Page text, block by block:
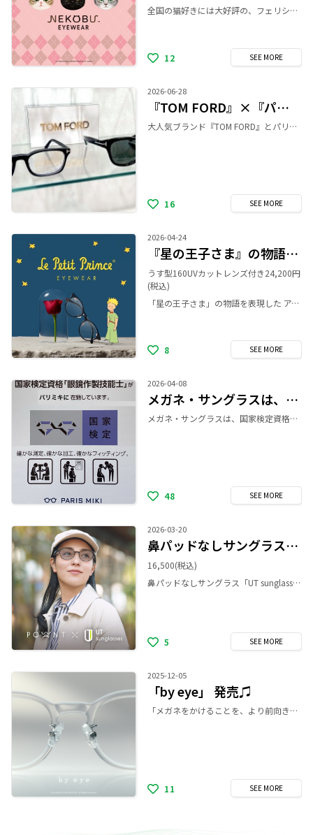
全国の猫好きには大好評の、フェリシモ「猫部」×パリミキのメガネフレーム第三弾発売！ 今回はシリーズ初のツーポイント（フチなし）フレームなど取り揃え、全18種類のバリエーションです。 猫耳やおひげ、かわいいおててなど、猫の特徴をデザインに取り入れ、さまざまな猫毛をイメージしたカラーリングとなっています。 ぜひお気に入りの猫ちゃんフレームを見つけてください。
12 SEE MORE
2026-06-28
『TOM FORD』×『パリミキ』コラボ
大人気ブランド『TOM FORD』とパリミキの 限定コラボ商品をご紹介👓✨ 度付きメガネ(68,300円〜) 男女問わずかけやすい小ぶりなウェリントンモデル✨ マットブラックの質感は個性的で高級感あふれる 魅力的なデザインになっています。 サングラス(68,200円) 定番のアメリカンウェリントンモデル✨ ブラックフレームにシルバーのT字飾りがより際立ち シックでクールな印象を与えてくれます。 パリミキ限定商品になりますので、 店頭にお立ち寄りの際は是非お試しください！
16 SEE MORE
2026-04-24
『星の王子さま』の物語を表現した アイウェアコレクションが登場！
うす型160UVカットレンズ付き24,200円
(税込)
「星の王子さま」の物語を表現した アイウェアコレクションが登場！ 世界中で愛され続ける不朽の名作「星の王子さま」の世界観を詰め込んだ、 「Le Petit Prince EYEWEAR-星の王子さま-」が登場しました！ まるで物語を身にまとうようなデザインのメガネフレームは、かけるたびに王子さまからのメッセージを受け取れるはず。 あなただけの 「本当に大切なもの」を、このメガネと一緒に見つけてみませんか？ パリミキ公式サイト https://www.paris-miki.co.jp/shop/brand/lepetitprince/
8 SEE MORE
2026-04-08
メガネ・サングラスは、国家検定資格「1級眼鏡作製技能士」にお任せ下さい♪
メガネ・サングラスは、国家検定資格「1級眼鏡作製技能士」にお任せ下さい。 パリミキ新静岡セノバ店には、国家検定資格「1級眼鏡作製技能士」が２名在籍しております。 確かな測定、確かな加工、確かなフィッティング 是非ご来店くださいませ♪
48 SEE MORE
2026-03-20
鼻パッドなしサングラス🕶️✨
16,500(税込)
鼻パッドなしサングラス「UT sunglasses」から、パリミキ限定 POWANTコラボモデルが登場！ UT sunglasses（ユーティー サングラス）は、鼻パッドがなく跡がつかないサングラスです。 「鼻に跡が残ってしまう」「痛みや重さが気になってしまう」「メイクが崩れる」といった、サングラスをかける際のお悩みから解放します。 パリミキ限定 POWANTとのコラボモデルは、日常使いしやすいカラーラインアップを揃えています。 日差しが強くなるこれからの季節、ストレスフリーな紫外線対策を提案します！ ぜひ店頭でお試しください。
5 SEE MORE
2025-12-05
「by eye」 発売♫
「メガネをかけることを、より前向きで豊かな選択にしたい」その思いから生まれた、パリミキの新メガネブランド「by eye(バイアイ)」 「by eye」は、メガネを単に視力を補うためのものではなく、日々の景色をもう一度やわらかく整えてくれる“体の一部”として捉え直すことを起点に生まれました。 新しい視界とともに、今日の自分ともう一度やさしく出会うために。 それが「by eye」です。
11 SEE MORE